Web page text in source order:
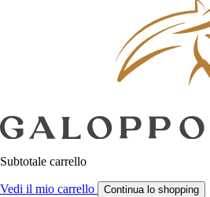
Subtotale carrello
Vedi il mio carrello Continua lo shopping